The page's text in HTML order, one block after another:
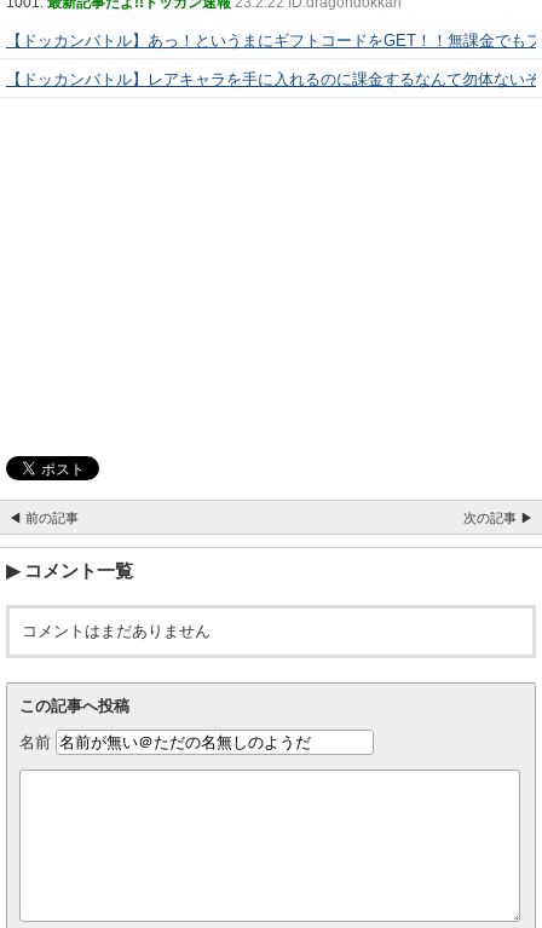
【ドッカンバトル】あっ！というまにギフトコードをGET！！無課金でも
【ドッカンバトル】レアキャラを手に入れるのに課金するなんて勿体ない
◀ 前の記事 次の記事 ▶
コメント一覧
コメントはまだありません
この記事へ投稿
名前